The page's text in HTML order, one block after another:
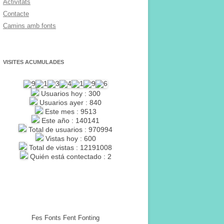
Activitats
Contacte
Camins amb fonts
VISITES ACUMULADES
Usuarios hoy : 300
Usuarios ayer : 840
Este mes : 9513
Este año : 140141
Total de usuarios : 970994
Vistas hoy : 600
Total de vistas : 12191008
Quién está contectado : 2
Fes Fonts Fent Fonting